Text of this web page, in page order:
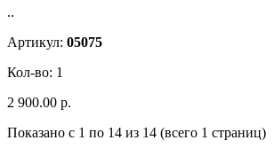
..
Артикул: 05075
Кол-во: 1
2 900.00 р.
Показано с 1 по 14 из 14 (всего 1 страниц)